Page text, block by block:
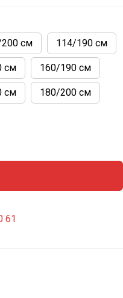
см 114/190 см
см 160/190 см
см 180/200 см
61